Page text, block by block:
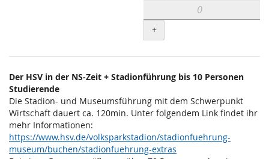
+
Der HSV in der NS-Zeit + Stadionführung bis 10 Personen
Studierende
Die Stadion- und Museumsführung mit dem Schwerpunkt
Wirtschaft dauert ca. 120min. Unter folgendem Link findet ihr
mehr Informationen:
https://www.hsv.de/volksparkstadion/stadionfuehrung-
museum/buchen/stadionfuehrung-extras